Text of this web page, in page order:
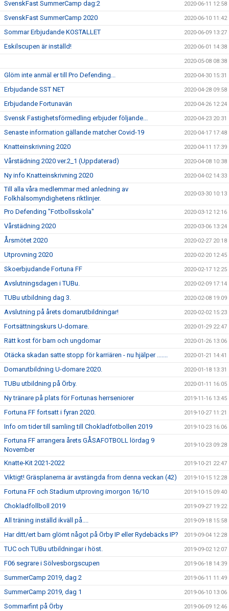
SvenskFast SummerCamp dag:2 2020-06-11 12:58
SvenskFast SummerCamp 2020 2020-06-10 11:42
Sommar Erbjudande KOSTALLET 2020-06-09 13:27
Eskilscupen är inställd! 2020-06-01 14:38
2020-05-08 08:38
Glöm inte anmäl er till Pro Defending... 2020-04-30 15:31
Erbjudande SST NET 2020-04-28 09:58
Erbjudande Fortunavän 2020-04-26 12:24
Svensk Fastighetsförmedling erbjuder följande... 2020-04-23 20:31
Senaste information gällande matcher Covid-19 2020-04-17 17:48
Knatteinskrivning 2020 2020-04-11 17:39
Vårstädning 2020 ver.2_1 (Uppdaterad) 2020-04-08 10:38
Ny info Knatteinskrivning 2020 2020-04-02 14:33
Till alla våra medlemmar med anledning av
Folkhälsomyndighetens riktlinjer.
2020-03-30 10:13
Pro Defending "Fotbollsskola" 2020-03-12 12:16
Vårstädning 2020 2020-03-06 13:24
Årsmötet 2020 2020-02-27 20:18
Utprovning 2020 2020-02-20 12:45
Skoerbjudande Fortuna FF 2020-02-17 12:25
Avslutningsdagen i TUBu. 2020-02-09 17:14
TUBu utbildning dag 3. 2020-02-08 19:09
Avslutning på årets domarutbildningar! 2020-02-02 15:23
Fortsättningskurs U-domare. 2020-01-29 22:47
Rätt kost för barn och ungdomar 2020-01-26 13:06
Otäcka skadan satte stopp för karriären - nu hjälper ....... 2020-01-21 14:41
Domarutbildning U-domare 2020. 2020-01-18 13:31
TUBu utbildning på Örby. 2020-01-11 16:05
Ny tränare på plats för Fortunas herrseniorer 2019-11-16 13:45
Fortuna FF fortsatt i fyran 2020. 2019-10-27 11:21
Info om tider till samling till Chokladfotbollen 2019 2019-10-23 16:06
Fortuna FF arrangera årets GÅSAFOTBOLL lördag 9
November
2019-10-23 09:28
Knatte-Kit 2021-2022 2019-10-21 22:47
Viktigt! Gräsplanerna är avstängda from denna veckan (42) 2019-10-15 12:28
Fortuna FF och Stadium utproving imorgon 16/10 2019-10-15 09:40
Chokladfollboll 2019 2019-09-27 19:22
All träning inställd ikväll på.... 2019-09-18 15:58
Har ditt/ert barn glömt något på Örby IP eller Rydebäcks IP? 2019-09-04 12:28
TUC och TUBu utbildningar i höst. 2019-09-02 12:07
F06 segrare i Sölvesborgscupen 2019-06-18 14:39
SummerCamp 2019, dag 2 2019-06-11 11:49
SummerCamp 2019, dag 1 2019-06-10 13:06
Sommarfint på Örby 2019-06-09 12:46